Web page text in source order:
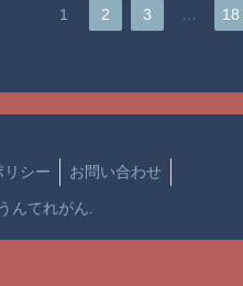
てうらやま1 2 3 … 18
リシー お問い合わせ
んてれがん.